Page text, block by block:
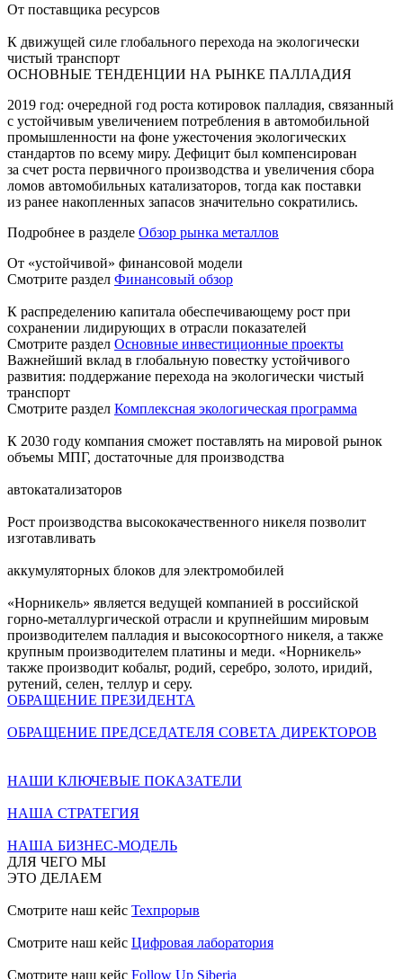
От поставщика ресурсов
К движущей силе глобального перехода на экологически
чистый транспорт
ОСНОВНЫЕ ТЕНДЕНЦИИ НА РЫНКЕ ПАЛЛАДИЯ
2019 год: очередной год роста котировок палладия, связанный
с устойчивым увеличением потребления в автомобильной
промышленности на фоне ужесточения экологических
стандартов по всему миру. Дефицит был компенсирован
за счет роста первичного производства и увеличения сбора
ломов автомобильных катализаторов, тогда как поставки
из ранее накопленных запасов значительно сократились.
Подробнее в разделе Обзор рынка металлов
От «устойчивой» финансовой модели
Смотрите раздел Финансовый обзор
К распределению капитала обеспечивающему рост при
сохранении лидирующих в отрасли показателей
Смотрите раздел Основные инвестиционные проекты
Важнейший вклад в глобальную повестку устойчивого
развития: поддержание перехода на экологически чистый
транспорт
Смотрите раздел Комплексная экологическая программа
К 2030 году компания сможет поставлять на мировой рынок
объемы МПГ, достаточные для производства
автокатализаторов
Рост производства высококачественного никеля позволит
изготавливать
аккумуляторных блоков для электромобилей
«Норникель» является ведущей компанией в российской
горно-металлургической отрасли и крупнейшим мировым
производителем палладия и высокосортного никеля, а также
крупным производителем платины и меди. «Норникель»
также производит кобальт, родий, серебро, золото, иридий,
рутений, селен, теллур и серу.
ОБРАЩЕНИЕ ПРЕЗИДЕНТА
ОБРАЩЕНИЕ ПРЕДСЕДАТЕЛЯ СОВЕТА ДИРЕКТОРОВ
НАШИ КЛЮЧЕВЫЕ ПОКАЗАТЕЛИ
НАША СТРАТЕГИЯ
НАША БИЗНЕС-МОДЕЛЬ
ДЛЯ ЧЕГО МЫ
ЭТО ДЕЛАЕМ
Смотрите наш кейс Техпрорыв
Смотрите наш кейс Цифровая лаборатория
Смотрите наш кейс Follow Up Siberia